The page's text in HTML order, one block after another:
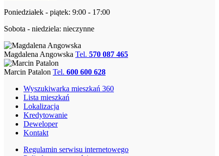
Poniedziałek - piątek: 9:00 - 17:00
Sobota - niedziela: nieczynne
Magdalena Angowska Tel. 570 087 465
Marcin Patalon Tel. 600 600 628
Wyszukiwarka mieszkań 360
Lista mieszkań
Lokalizacja
Kredytowanie
Deweloper
Kontakt
Regulamin serwisu internetowego